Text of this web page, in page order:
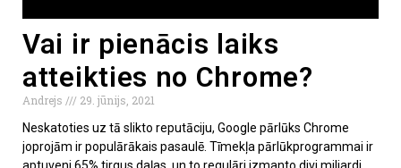
Vai ir pienācis laiks
atteikties no Chrome?
Andrejs
29. jūnijs, 2021
Neskatoties uz tā slikto reputāciju, Google pārlūks Chrome
joprojām ir populārākais pasaulē. Tīmekļa pārlūkprogrammai ir